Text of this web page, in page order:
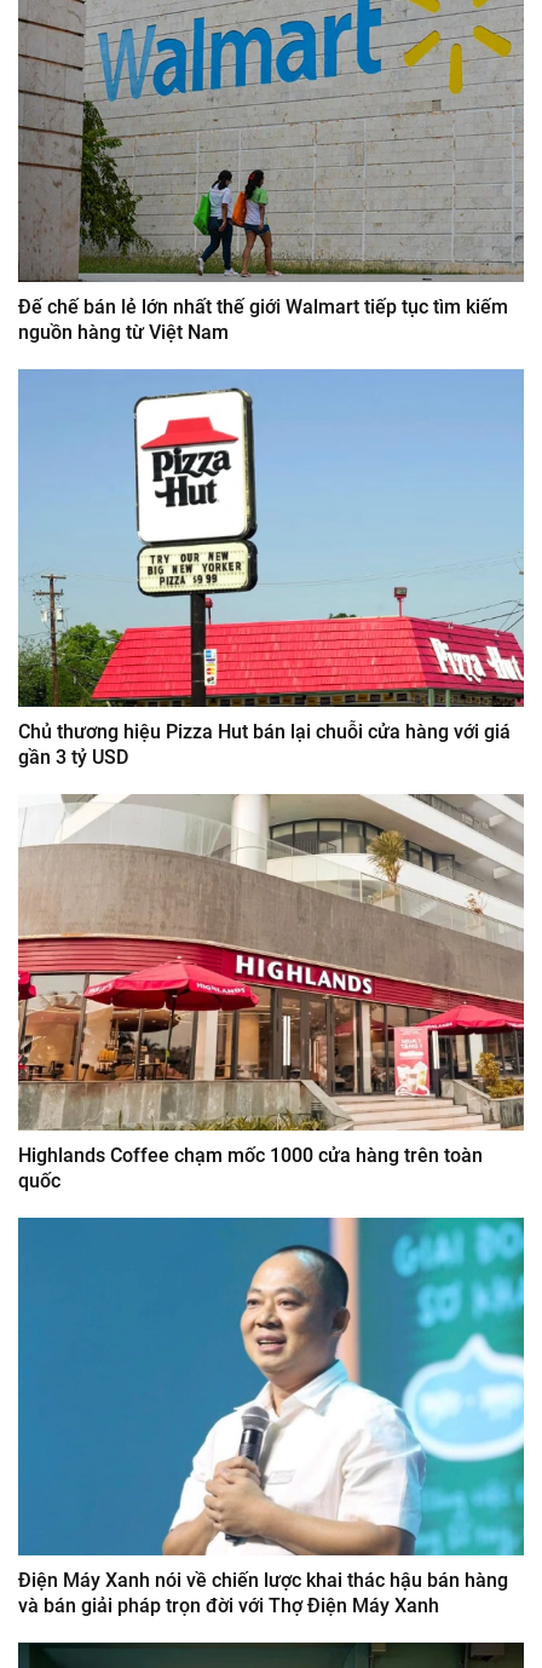
Đế chế bán lẻ lớn nhất thế giới Walmart tiếp tục tìm kiếm
nguồn hàng từ Việt Nam
Chủ thương hiệu Pizza Hut bán lại chuỗi cửa hàng với giá
gần 3 tỷ USD
Highlands Coffee chạm mốc 1000 cửa hàng trên toàn
quốc
Điện Máy Xanh nói về chiến lược khai thác hậu bán hàng
và bán giải pháp trọn đời với Thợ Điện Máy Xanh